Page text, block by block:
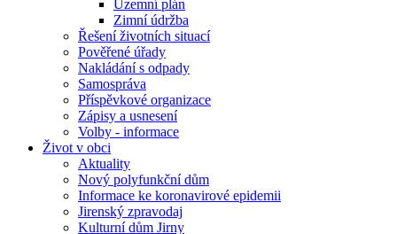
Územní plán
Zimní údržba
Řešení životních situací
Pověřené úřady
Nakládání s odpady
Samospráva
Příspěvkové organizace
Zápisy a usnesení
Volby - informace
Život v obci
Aktuality
Nový polyfunkční dům
Informace ke koronavirové epidemii
Jirenský zpravodaj
Kulturní dům Jirny